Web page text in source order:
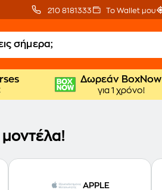
210 8181333 Το Wallet μου
Δωρεάν BoxNow
για 1 χρόνο!
APPLE